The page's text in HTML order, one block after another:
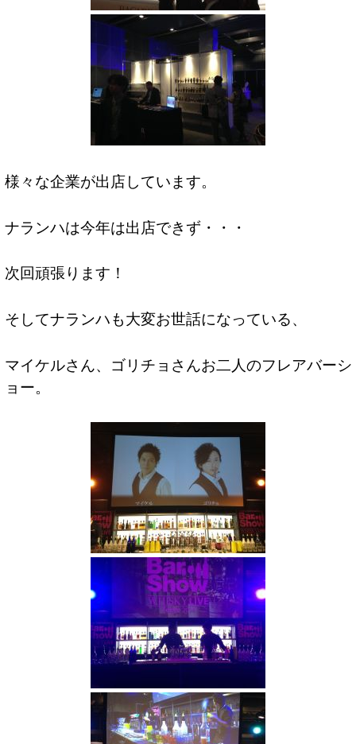
様々な企業が出店しています。
ナランハは今年は出店できず・・・
次回頑張ります！
そしてナランハも大変お世話になっている、
マイケルさん、ゴリチョさんお二人のフレアバーシ
ョー。